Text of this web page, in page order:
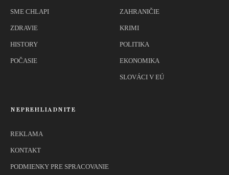
SME CHLAPI
ZDRAVIE
HISTORY
POČASIE
ZAHRANIČIE
KRIMI
POLITIKA
EKONOMIKA
SLOVÁCI V EÚ
NEPREHLIADNITE
REKLAMA
KONTAKT
PODMIENKY PRE SPRACOVANIE